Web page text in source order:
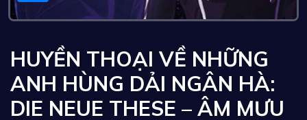
HUYỀN THOẠI VỀ NHỮNG
ANH HÙNG DẢI NGÂN HÀ:
DIE NEUE THESE – ÂM MƯU